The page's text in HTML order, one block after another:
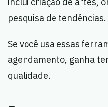
inclui criação de artes,
pesquisa de tendências.
Se você usa essas
agendamento, ganha
qualidade.